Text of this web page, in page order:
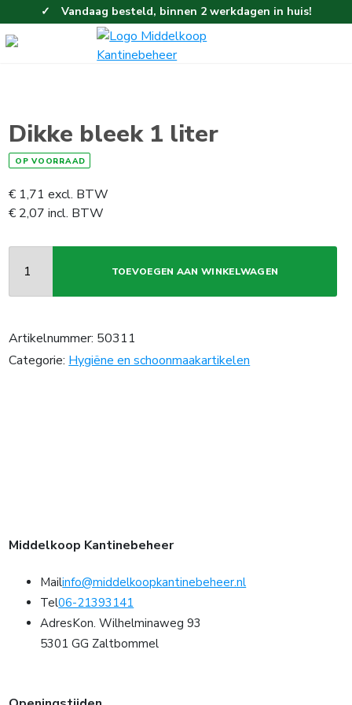
Vandaag besteld, binnen 2 werkdagen in huis!
Eenvoudig en gemakkelijk bestellen!
Gratis thuisbezorgd vanaf 100,-!
Dikke bleek 1 liter
OP VOORRAAD
€ 1,71 excl. BTW
€ 2,07 incl. BTW
TOEVOEGEN AAN WINKELWAGEN
Artikelnummer: 50311
Categorie: Hygiëne en schoonmaakartikelen
Middelkoop Kantinebeheer
Mailinfo@middelkoopkantinebeheer.nl
Tel06-21393141
AdresKon. Wilhelminaweg 93
5301 GG Zaltbommel